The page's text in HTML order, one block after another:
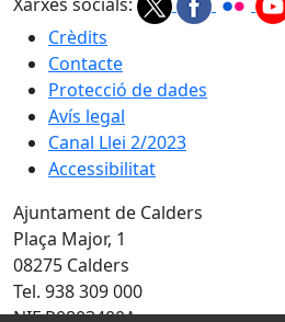
Crèdits
Contacte
Protecció de dades
Avís legal
Canal Llei 2/2023
Accessibilitat
Ajuntament de Calders
Plaça Major, 1
08275 Calders
Tel. 938 309 000